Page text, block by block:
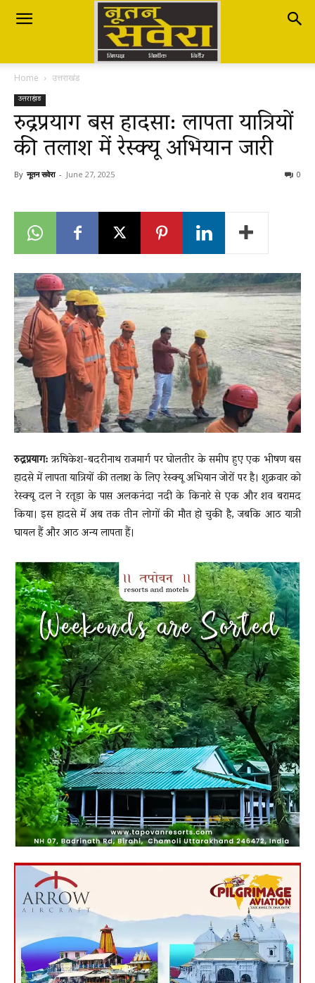
Nutan
Savera
नूतन
Breaking
News
LIVE
Home उत्तराखंड
उत्तराखंड
रुद्रप्रयाग बस हादसा: लापता यात्रियों
की तलाश में रेस्क्यू अभियान जारी
By नूतन सवेरा - June 27, 2025 0
रुद्रप्रयाग:ऋषिकेश-बदरीनाथ राजमार्ग पर घोलतीर के समीप हुए एक भीषण बस
हादसे में लापता यात्रियों की तलाश के लिए रेस्क्यू अभियान जोरों पर है। शुक्रवार को
रेस्क्यू दल ने रतूड़ा के पास अलकनंदा नदी के किनारे से एक और शव बरामद
किया। इस हादसे में अब तक तीन लोगों की मौत हो चुकी है, जबकि आठ यात्री
घायल हैं और आठ अन्य लापता हैं।